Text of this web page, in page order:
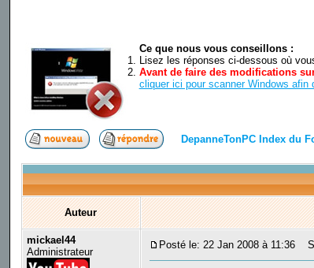
Ce que nous vous conseillons :
Lisez les réponses ci-dessous où
Avant de faire des modifications
cliquer ici pour scanner Windows afin
DepanneTonPC Index du
Auteur
mickael44
Administrateur
Posté le: 22 Jan 2008 à 11:36